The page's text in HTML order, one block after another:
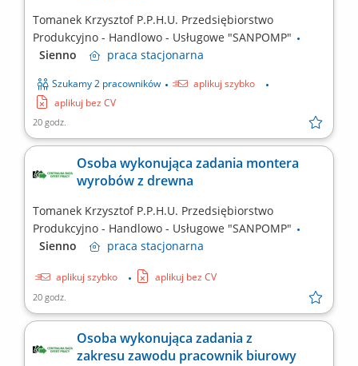
Tomanek Krzysztof P.P.H.U. Przedsiębiorstwo
Produkcyjno - Handlowo - Usługowe "SANPOMP"
Sienno
praca stacjonarna
Szukamy 2 pracowników
aplikuj szybko
aplikuj bez CV
20 godz.
Osoba wykonująca zadania montera
wyrobów z drewna
Tomanek Krzysztof P.P.H.U. Przedsiębiorstwo
Produkcyjno - Handlowo - Usługowe "SANPOMP"
Sienno
praca stacjonarna
aplikuj szybko aplikuj bez CV
20 godz.
Osoba wykonująca zadania z
zakresu zawodu pracownik biurowy